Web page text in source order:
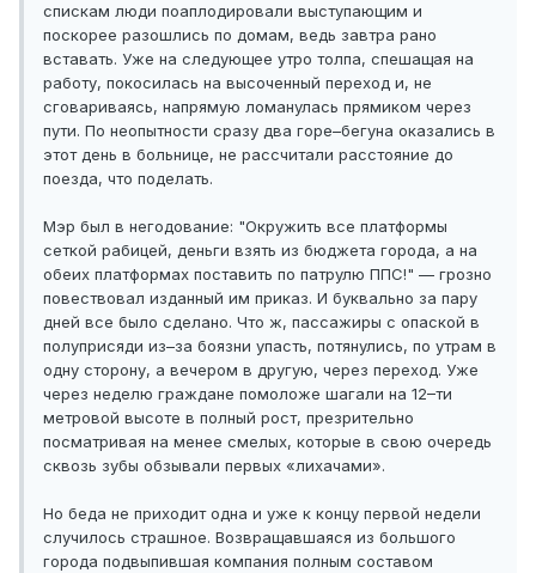
спискам люди поаплодировали выступающим и
поскорее разошлись по домам, ведь завтра рано
вставать. Уже на следующее утро толпа, спешащая на
работу, покосилась на высоченный переход и, не
сговариваясь, напрямую ломанулась прямиком через
пути. По неопытности сразу два горе–бегуна оказались в
этот день в больнице, не рассчитали расстояние до
поезда, что поделать.
Мэр был в негодование: "Окружить все платформы
сеткой рабицей, деньги взять из бюджета города, а на
обеих платформах поставить по патрулю ППС!" — грозно
повествовал изданный им приказ. И буквально за пару
дней все было сделано. Что ж, пассажиры с опаской в
полуприсяди из–за боязни упасть, потянулись, по утрам в
одну сторону, а вечером в другую, через переход. Уже
через неделю граждане помоложе шагали на 12–ти
метровой высоте в полный рост, презрительно
посматривая на менее смелых, которые в свою очередь
сквозь зубы обзывали первых «лихачами».
Но беда не приходит одна и уже к концу первой недели
случилось страшное. Возвращавшаяся из большого
города подвыпившая компания полным составом